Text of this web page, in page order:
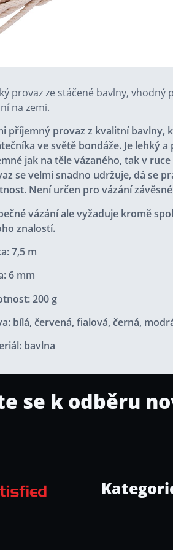
provaz ze stáčené bavlny, vhodný
na zemi.
příjemný provaz z kvalitní bavlny,
ve světě bondáže. Je lehký
jak na těle vázaného, tak v
se velmi snadno udržuje, dá se
Není určen pro vázání
vázání ale vyžaduje kromě
znalostí.
7,5 m
6 mm
200 g
bílá, červená, fialová, černá,
bavlna
se k odběru